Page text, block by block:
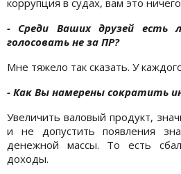
коррупция в судах, вам это
- Среди Ваших друзей есть
голосовать не за ПР?
Мне тяжело так сказать. У
- Как Вы намерены сократить
Увеличить валовый продукт,
и не допустить появления
денежной массы. То есть
доходы.